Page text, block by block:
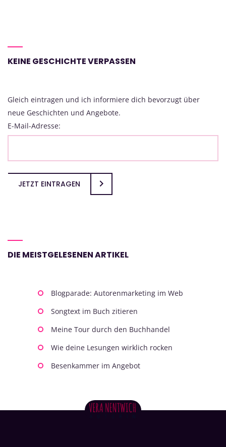
KEINE GESCHICHTE VERPASSEN
Gleich eintragen und ich informiere dich bevorzugt über
neue Geschichten und Angebote.
E-Mail-Adresse:
JETZT EINTRAGEN
DIE MEISTGELESENEN ARTIKEL
Blogparade: Autorenmarketing im Web
Songtext im Buch zitieren
Meine Tour durch den Buchhandel
Wie deine Lesungen wirklich rocken
Besenkammer im Angebot